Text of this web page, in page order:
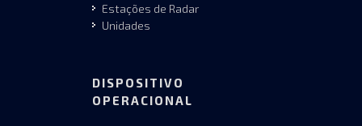
Estações de Radar
Unidades
DISPOSITIVO
OPERACIONAL